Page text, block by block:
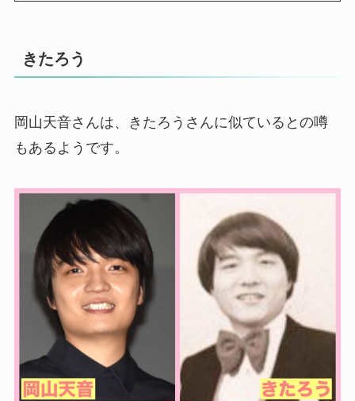
きたろう
岡山天音さんは、きたろうさんに似ているとの噂
もあるようです。